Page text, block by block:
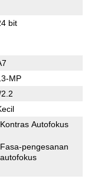
bit
MP
Kontras Autofokus
Fasa-pengesanan
autofokus